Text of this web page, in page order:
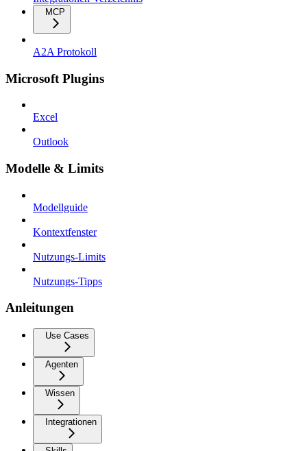
MCP
A2A Protokoll
Microsoft Plugins
Excel
Outlook
Modelle & Limits
Modellguide
Kontextfenster
Nutzungs-Limits
Nutzungs-Tipps
Anleitungen
Use Cases
Agenten
Wissen
Integrationen